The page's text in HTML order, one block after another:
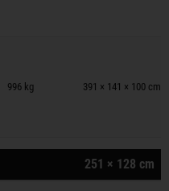
996 kg 391 × 141 × 100 cm
251 × 128 cm